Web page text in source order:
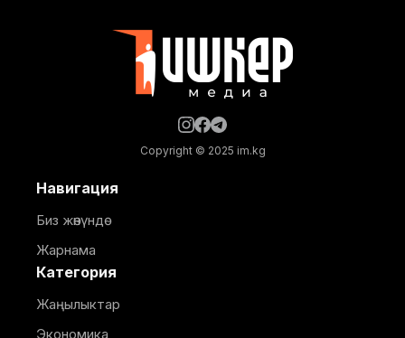
жыйынтыгында бир катар келишимдерге кол
Copyright © 2025 im.kg
Навигация
Биз жөнүндө
Жарнама
Категория
Жаңылыктар
Экономика